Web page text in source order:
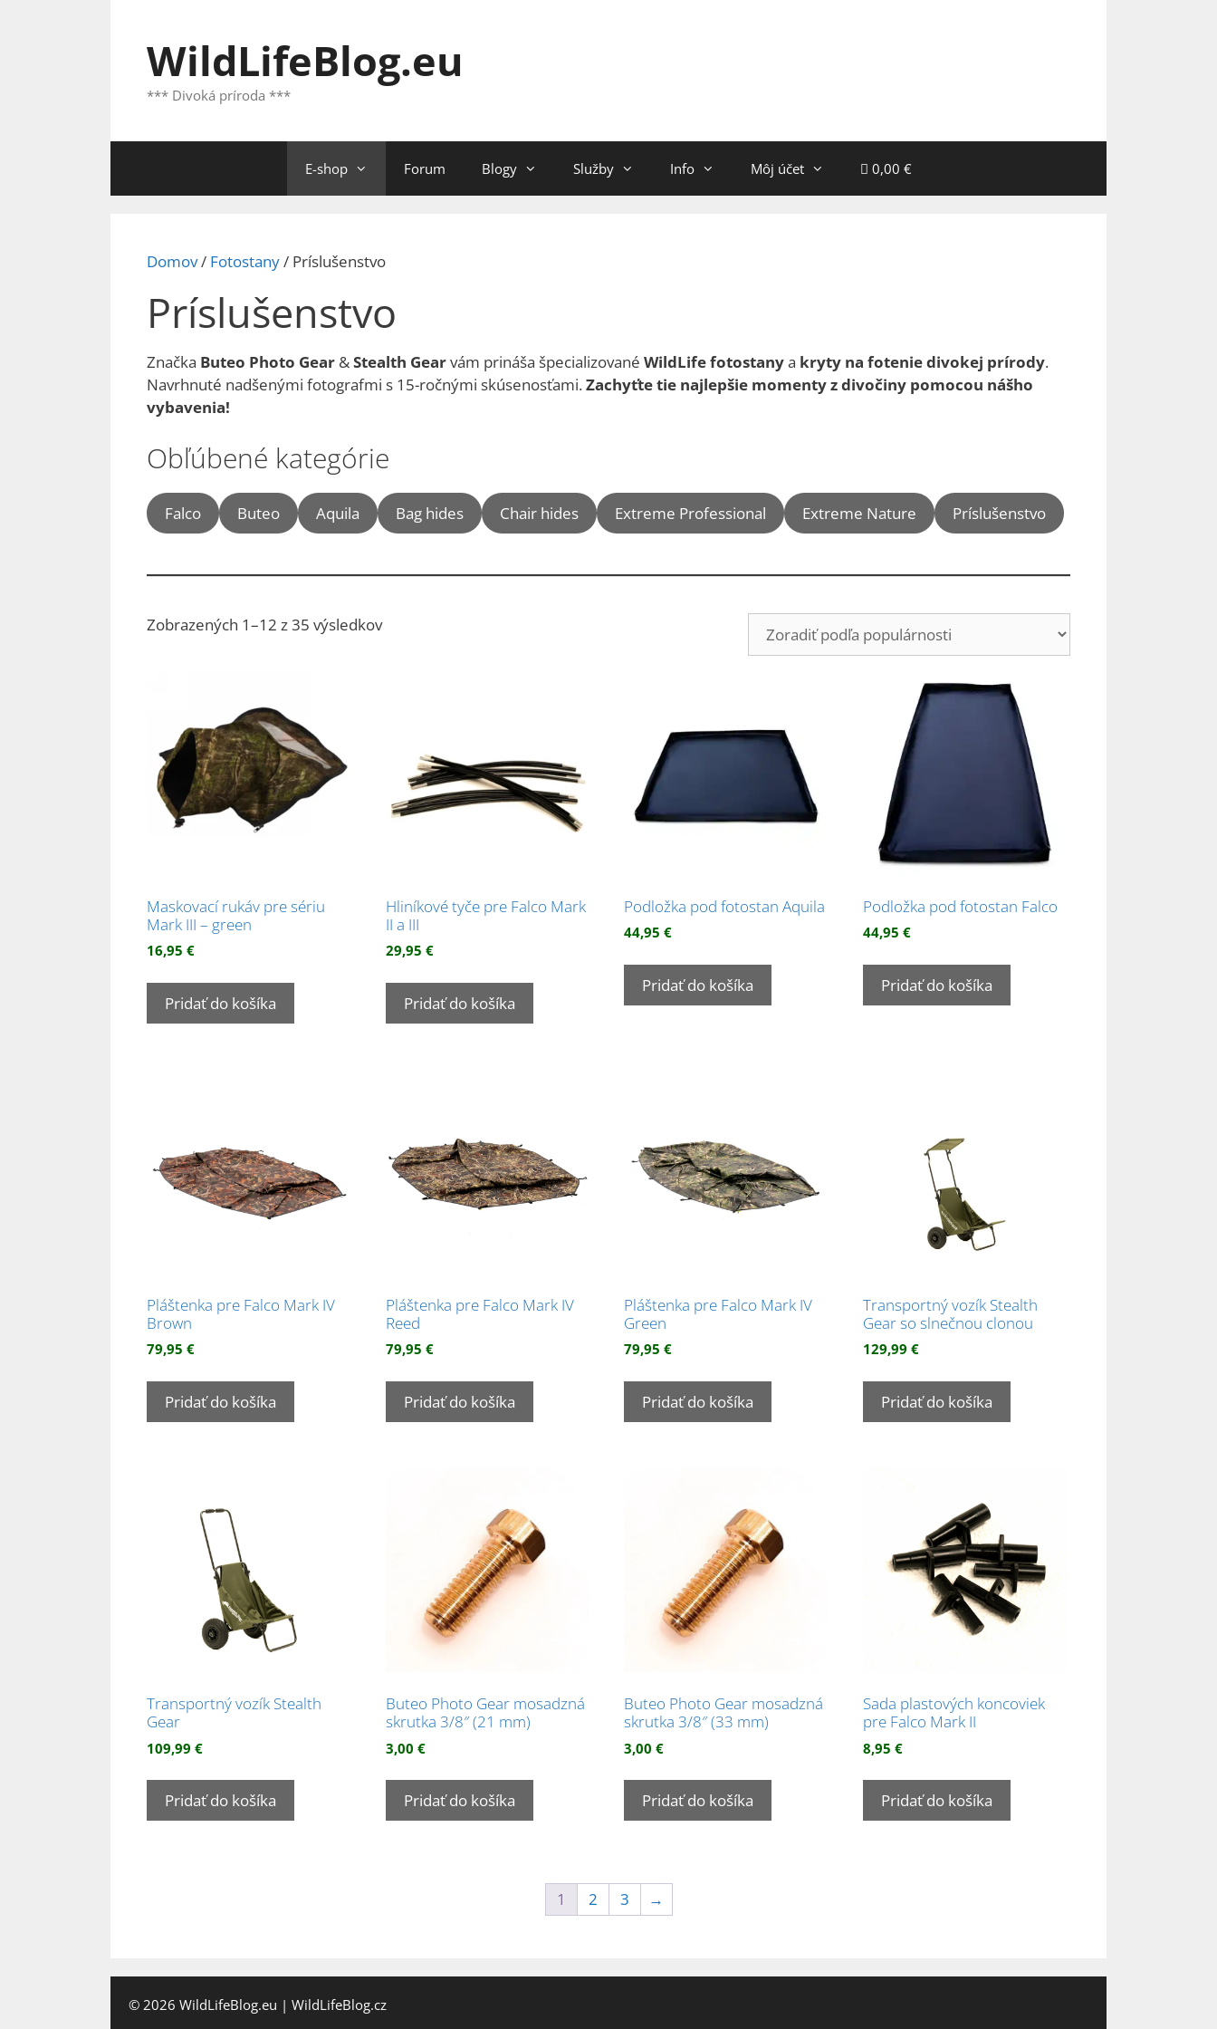
WildLifeBlog.eu
*** Divoká príroda ***
E-shop Forum Blogy Služby Info Môj účet 0,00 €
Domov/ Fotostany/ Príslušenstvo
Príslušenstvo
Značka Buteo Photo Gear &Stealth Gearvám prináša špecializované WildLife fotostanya kryty na fotenie divokej prírody.
Navrhnuté nadšenými fotografmi s 15-ročnými skúsenosťami.Zachyťte tie najlepšie momenty z divočiny pomocou nášho
vybavenia!
Obľúbené kategórie
Falco Buteo Aquila Bag hides Chair hides Extreme Professional Extreme Nature Príslušenstvo
Zobrazených 1–12 z 35 výsledkovZoradené
Maskovací rukáv pre sériu
Mark III – green
16,95 €
Pridať do košíka
Hliníkové tyče pre Falco Mark
II a III
29,95 €
Pridať do košíka
Podložka pod fotostan Aquila
44,95€
Pridať do košíka
Podložka pod fotostan Falco
44,95 €
Pridať do košíka
Pláštenka pre Falco Mark IV
Brown
79,95 €
Pridať do košíka
Pláštenka pre Falco Mark IV
Reed
79,95 €
Pridať do košíka
Pláštenka pre Falco Mark IV
Green
79,95€
Pridať do košíka
Transportný vozík Stealth
Gear so slnečnou clonou
129,99 €
Pridať do košíka
Transportný vozík Stealth
Gear
109,99 €
Pridať do košíka
Buteo Photo Gear mosadzná
skrutka 3/8″ (21 mm)
3,00 €
Pridať do košíka
Buteo Photo Gear mosadzná
skrutka 3/8″ (33 mm)
3,00€
Pridať do košíka
Sada plastových koncoviek
pre Falco Mark II
8,95 €
Pridať do košíka
1 2 3 →
© 2026 WildLifeBlog.eu | WildLifeBlog.cz